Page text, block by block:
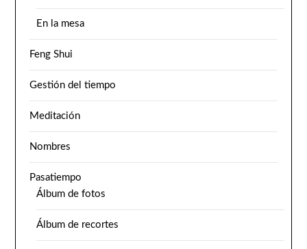
En la mesa
Feng Shui
Gestión del tiempo
Meditación
Nombres
Pasatiempo
Álbum de fotos
Álbum de recortes